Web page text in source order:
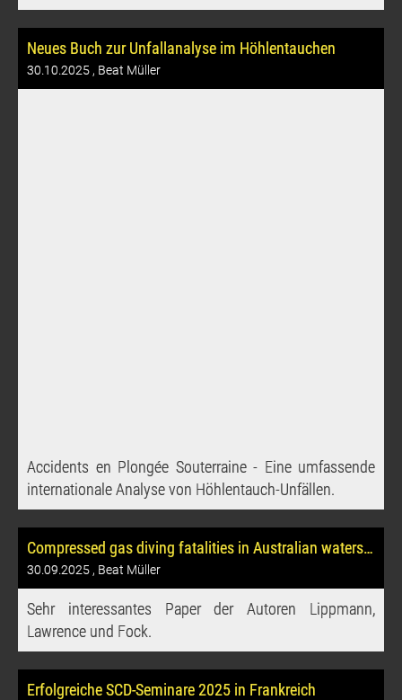
Neues Buch zur Unfallanalyse im Höhlentauchen
30.10.2025 , Beat Müller
Accidents en Plongée Souterraine - Eine umfassende
internationale Analyse von Höhlentauch-Unfällen.
Compressed gas diving fatalities in Australian waters 2014-2018
30.09.2025 , Beat Müller
Sehr interessantes Paper der Autoren Lippmann,
Lawrence und Fock.
Erfolgreiche SCD-Seminare 2025 in Frankreich